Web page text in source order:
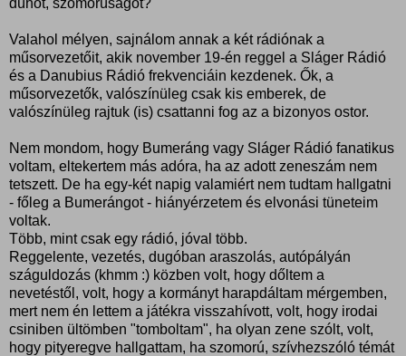
Valahol mélyen, sajnálom annak a két rádiónak a
műsorvezetőit, akik november 19-én reggel a Sláger Rádió
és a Danubius Rádió frekvenciáin kezdenek. Ők, a
műsorvezetők, valószínüleg csak kis emberek, de
valószínüleg rajtuk (is) csattanni fog az a bizonyos ostor.
Nem mondom, hogy Bumeráng vagy Sláger Rádió fanatikus
voltam, eltekertem más adóra, ha az adott zeneszám nem
tetszett. De ha egy-két napig valamiért nem tudtam hallgatni
- főleg a Bumerángot - hiányérzetem és elvonási tüneteim
voltak.
Több, mint csak egy rádió, jóval több.
Reggelente, vezetés, dugóban araszolás, autópályán
száguldozás (khmm :) közben volt, hogy dőltem a
nevetéstől, volt, hogy a kormányt harapdáltam mérgemben,
mert nem én lettem a játékra visszahívott, volt, hogy irodai
csiniben ültömben "tomboltam", ha olyan zene szólt, volt,
hogy pityeregve hallgattam, ha szomorú, szívhezszóló témát